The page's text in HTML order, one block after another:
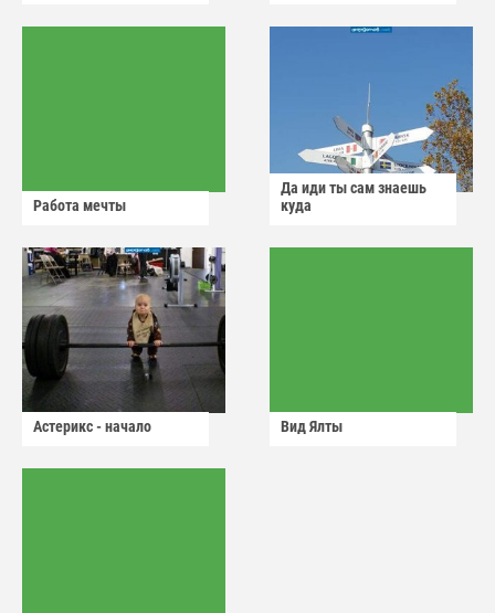
Работа мечты
Да иди ты сам знаешь
куда
Астерикс - начало Вид Ялты